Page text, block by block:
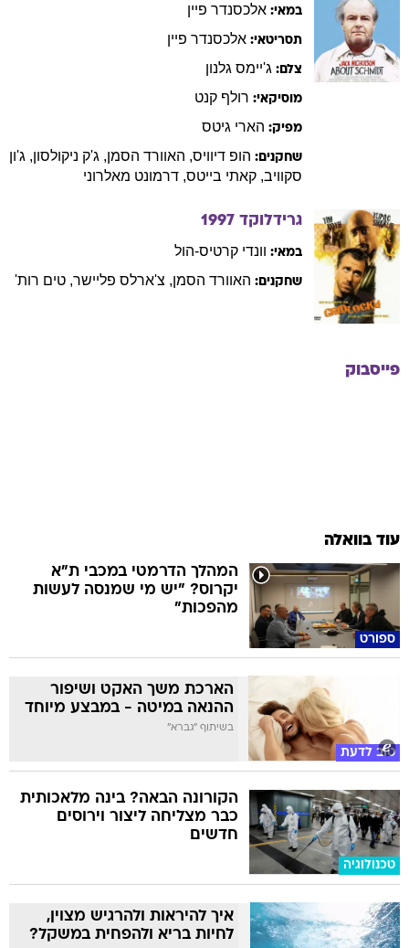
במאי: אלכסנדר פיין
תסריטאי: אלכסנדר פיין
צלם: ג'יימס גלנון
מוסיקאי: רולף קנט
מפיק: הארי גיטס
שחקנים: הופ דיוויס, האוורד הסמן, ג'ק ניקולסון, ג'ון
סקוויב, קאתי בייטס, דרמונט מאלרוני
גרידלוקד 1997
במאי: וונדי קרטיס-הול
שחקנים: האוורד הסמן, צ'ארלס פליישר, טים רות'
פייסבוק
עוד בוואלה
ספורט
המהלך הדרמטי במכבי ת"א
יקרוס? "יש מי שמנסה לעשות
מהפכות"
טוב לדעת
הארכת משך האקט ושיפור
ההנאה במיטה - במבצע מיוחד
בשיתוף "גברא"
טכנולוגיה
הקורונה הבאה? בינה מלאכותית
כבר מצליחה ליצור וירוסים
חדשים
איך להיראות ולהרגיש מצוין,
לחיות בריא ולהפחית במשקל?